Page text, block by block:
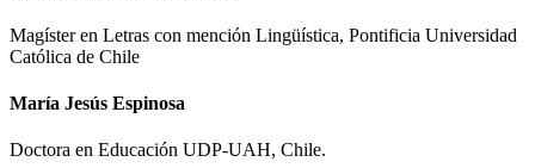
Magíster en Letras con mención Lingüística, Pontificia Universidad
Católica de Chile
María Jesús Espinosa
Doctora en Educación UDP-UAH, Chile.